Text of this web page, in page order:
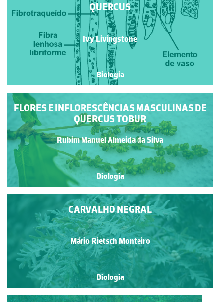
QUERCUS
Ivy Livingstone
Biologia
FLORES E INFLORESCÊNCIAS MASCULINAS DE
QUERCUS TOBUR
Rubim Manuel Almeida da Silva
Biologia
CARVALHO NEGRAL
Mário Rietsch Monteiro
Biologia